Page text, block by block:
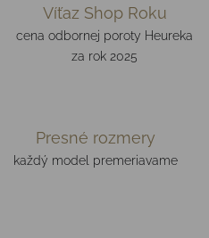
Víťaz Shop Roku
cena odbornej poroty Heureka
za rok 2025
Presné rozmery
každý model premeriavame